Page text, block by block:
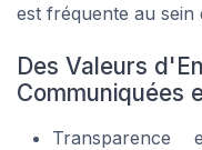
est fréquente au sein
Des Valeurs
Communiquées